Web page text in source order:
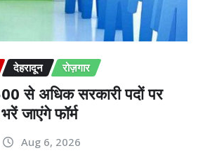
देहरादून रोज़गार
से अधिक सरकारी पदों पर
जाएंगे फॉर्म
Aug 6, 2026